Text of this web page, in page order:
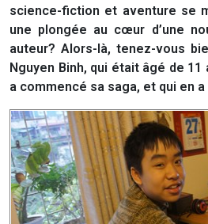
science-fiction et aventure se
une plongée au cœur d’une
auteur? Alors-là, tenez-vous
Nguyen Binh, qui était âgé de 11
a commencé sa saga, et qui en a